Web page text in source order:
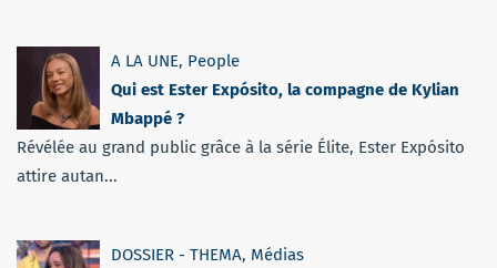
A LA UNE, People
Qui est Ester Expósito, la compagne de Kylian
Mbappé ?
Révélée au grand public grâce à la série Élite, Ester Expósito
attire autan...
DOSSIER - THEMA, Médias